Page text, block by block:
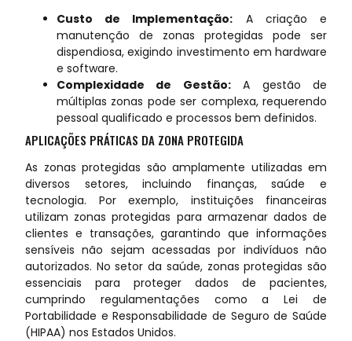
Custo de Implementação: A criação e
manutenção de zonas protegidas pode ser
dispendiosa, exigindo investimento em hardware
e software.
Complexidade de Gestão:A gestão de
múltiplas zonas pode ser complexa, requerendo
pessoal qualificado e processos bem definidos.
APLICAÇÕES PRÁTICAS DA ZONA PROTEGIDA
As zonas protegidas são amplamente utilizadas em
diversos setores, incluindo finanças, saúde e
tecnologia. Por exemplo, instituições financeiras
utilizam zonas protegidas para armazenar dados de
clientes e transações, garantindo que informações
sensíveis não sejam acessadas por indivíduos não
autorizados. No setor da saúde, zonas protegidas são
essenciais para proteger dados de pacientes,
cumprindo regulamentações como a Lei de
Portabilidade e Responsabilidade de Seguro de Saúde
(HIPAA) nos Estados Unidos.